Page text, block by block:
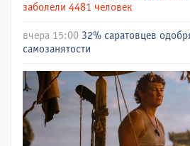
заболели 4481 человек
вчера 15:00 32% саратовцев
самозанятости